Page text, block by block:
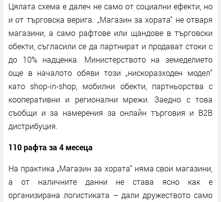
Цялата схема е далеч не само от социални ефекти, но
и от търговска верига. „Магазин за хората“ не отваря
магазини, а само рафтове или щандове в търговски
обекти, съгласили се да партнират и продават стоки с
до 10% надценка. Министерството на земеделието
още в началото обяви този „нискоразходен модел“
като shop-in-shop, мобилни обекти, партньорства с
кооперативни и регионални мрежи. Заедно с това
съобщи и за намерения за онлайн търговия и B2B
дистрибуция.
110 рафта за 4 месеца
На практика „Магазин за хората“ няма свои магазини,
а от наличните данни не става ясно как е
организирана логистиката – дали дружеството само